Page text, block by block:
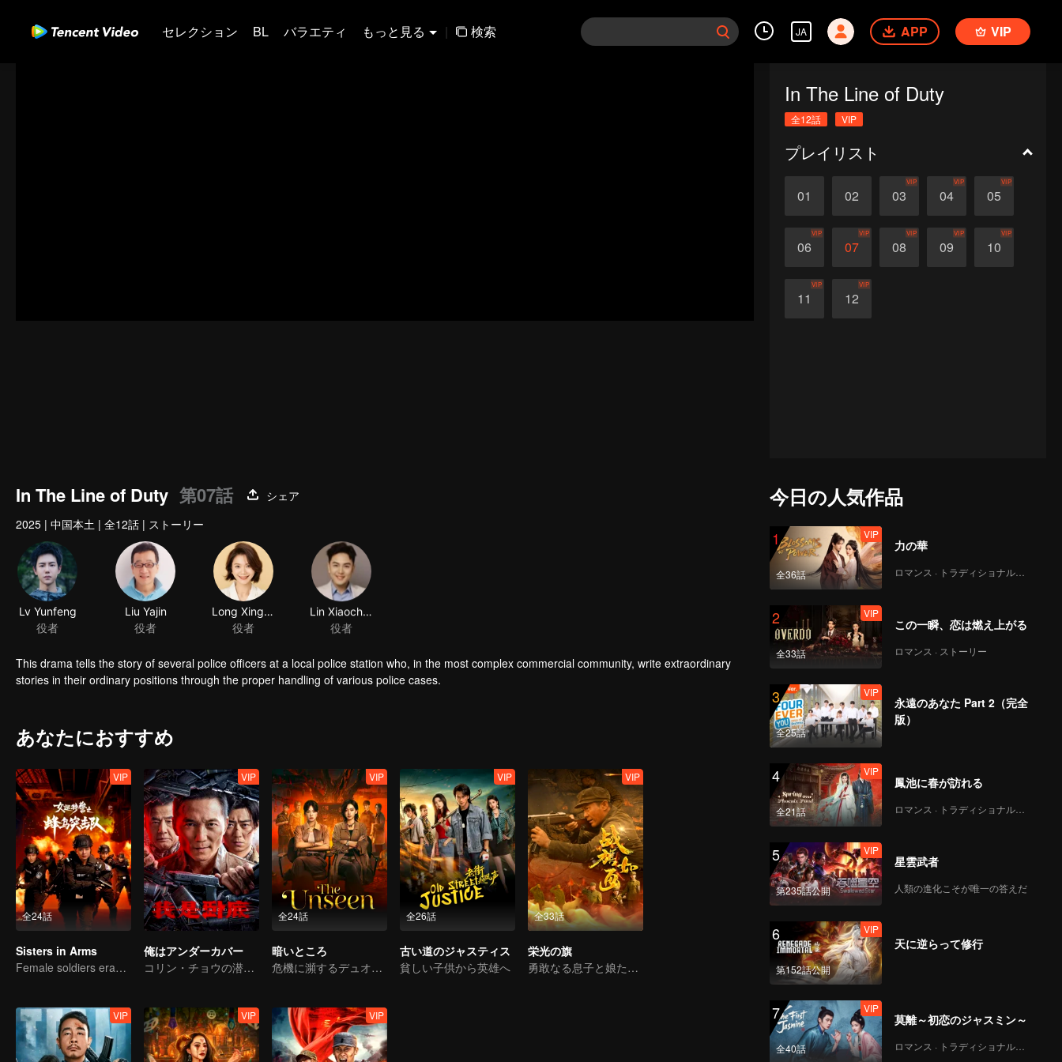
セレクション BL バラエティ もっと見る | 検索 JA APP VIP
In The Line of Duty
全12話 VIP
プレイリスト
01 02 03
VIP
04
VIP
05
VIP
06
VIP
07
VIP
08
VIP
09
VIP
10
VIP
11
VIP
12
VIP
In The Line of Duty 第07話
シェア
2025 | 中国本土 | 全12話 | ストーリー
Lv Yunfeng
役者
Liu Yajin
役者
Long Xingyu
役者
Lin Xiaochen
役者
This drama tells the story of several police officers at a local police station who, in the most complex commercial community, write extraordinary
stories in their ordinary positions through the proper handling of various police cases.
あなたにおすすめ
全24話
VIP
Sisters in Arms
Female soldiers eradicating crime
VIP
俺はアンダーカバー
コリン・チョウの潜入戦争
全24話
VIP
暗いところ
危機に瀕するデュオ！ 東南アジアの悪を暴く
全26話
VIP
古い道のジャスティス
貧しい子供から英雄へ
全33話
VIP
栄光の旗
勇敢なる息子と娘たち、朝鮮戦争で祖国を守るために戦う
VIP VIP VIP
今日の人気作品
1
全36話
VIP
力の華
ロマンス · トラディショナル・コスチューム
2
全33話
VIP
この一瞬、恋は燃え上がる
ロマンス · ストーリー
3
全25話
VIP
永遠のあなた Part 2（完全
版）
4
全21話
VIP
鳳池に春が訪れる
ロマンス · トラディショナル・コスチューム
5
第235話公開
VIP
星雲武者
人類の進化こそが唯一の答えだ
6
第152話公開
VIP
天に逆らって修行
7
全40話
VIP
莫離～初恋のジャスミン～
ロマンス · トラディショナル・コスチューム